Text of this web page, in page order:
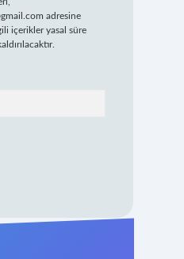
adresine
içerikler yasal süre